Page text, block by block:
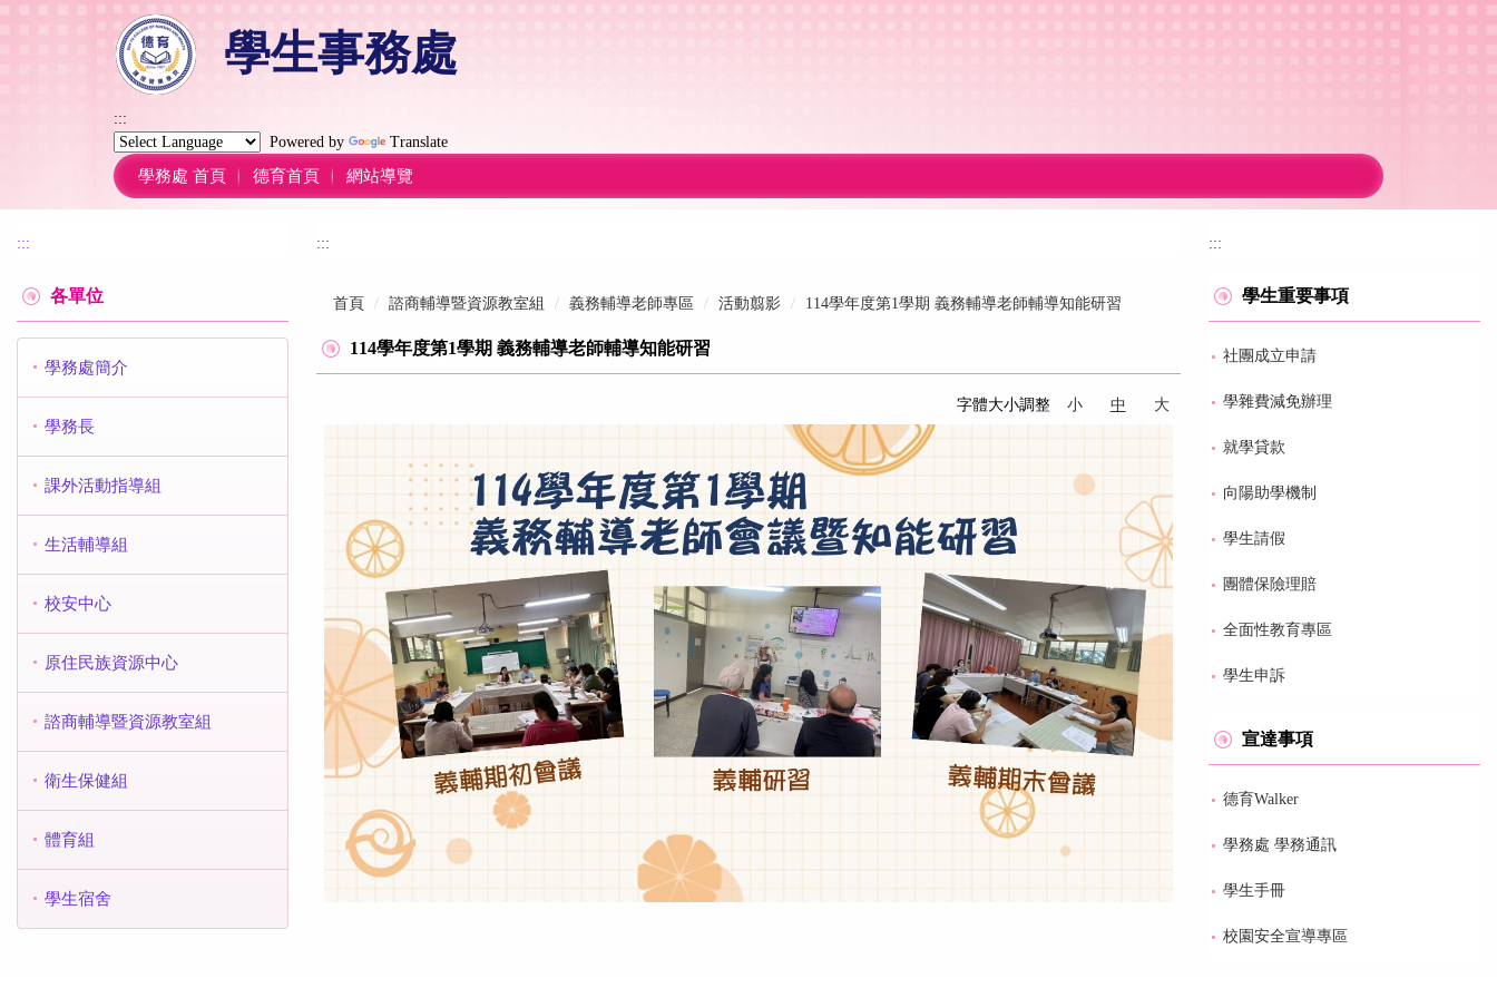
學生事務處
:::
Powered by
Translate
學務處 首頁 德育首頁 網站導覽
:::
各單位
學務處簡介
學務長
課外活動指導組
生活輔導組
校安中心
原住民族資源中心
諮商輔導暨資源教室組
衛生保健組
體育組
學生宿舍
:::
首頁 諮商輔導暨資源教室組 義務輔導老師專區 活動翦影 114學年度第1學期 義務輔導老師輔導知能研習
114學年度第1學期 義務輔導老師輔導知能研習
字體大小調整 小 中 大
:::
學生重要事項
社團成立申請
學雜費減免辦理
就學貸款
向陽助學機制
學生請假
團體保險理賠
全面性教育專區
學生申訴
宣達事項
德育Walker
學務處 學務通訊
學生手冊
校園安全宣導專區